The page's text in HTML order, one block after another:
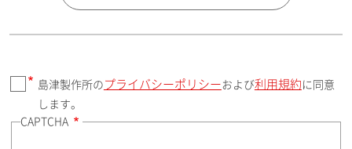
郵便番号（勤務先）
島津製作所の プライバシーポリシー および利用規約 に同意
します。
CAPTCHA